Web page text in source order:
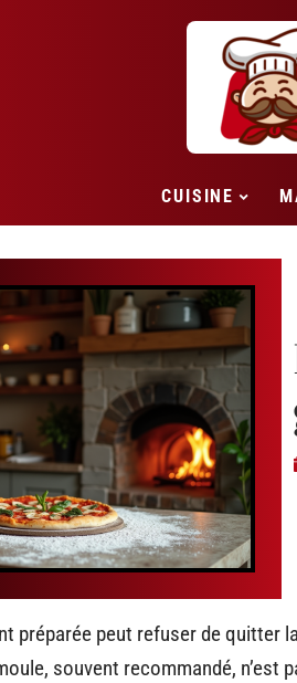
CUISINE
préparée peut refuser de quitter
souvent recommandé, n’est